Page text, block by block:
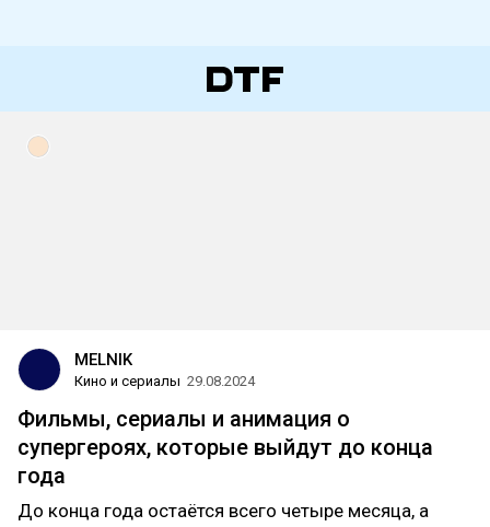
MELNIK
Кино и сериалы 29.08.2024
Фильмы, сериалы и анимация о
супергероях, которые выйдут до конца
года
До конца года остаётся всего четыре месяца, а